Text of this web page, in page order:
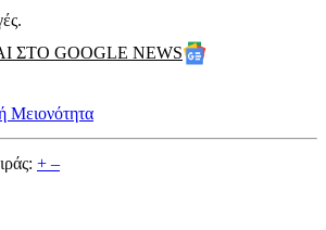
ΣΤΟ GOOGLE NEWS
Μειονότητα
+ –